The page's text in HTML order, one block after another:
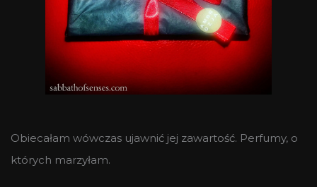
Obiecałam wówczas ujawnić jej zawartość. Perfumy, o
których marzyłam.